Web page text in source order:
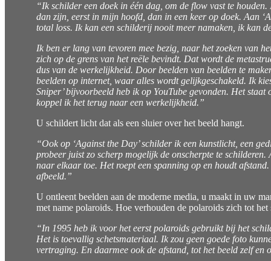
“Ik schilder een doek in één dag, om de flow vast te
dan zijn, eerst in mijn hoofd, dan in een keer op doek. Aan
total loss. Ik kan een schilderij nooit meer namaken, ik kan
Ik ben er lang van tevoren mee bezig, naar het zoeken van
zich op de grens van het reële bevindt. Dat wordt de
dus van de werkelijkheid. Door beelden van beelden te
beelden op internet, waar alles wordt gelijkgeschakeld. Ik
Sniper’ bijvoorbeeld heb ik op YouTube gevonden. Het
koppel ik het terug naar een werkelijkheid.”
U schildert licht dat als een sluier over het beeld hangt.
“Ook op ‘Against the Day’ schilder ik een kunstlicht, een
probeer juist zo scherp mogelijk de onscherpte te
naar elkaar toe. Het roept een spanning op en houdt
afbeeld.”
U ontleent beelden aan de moderne media, u maakt in uw
met name polaroids. Hoe verhouden de polaroids zich tot het
“In 1995 heb ik voor het eerst polaroids gebruikt bij het
Het is toevallig schetsmateriaal. Ik zou geen goede foto
vertraging. En daarmee ook de afstand, tot het beeld zelf en